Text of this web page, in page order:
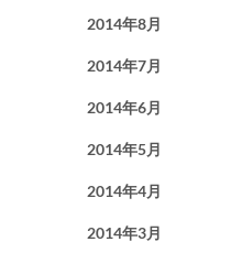
2014年8月
2014年7月
2014年6月
2014年5月
2014年4月
2014年3月